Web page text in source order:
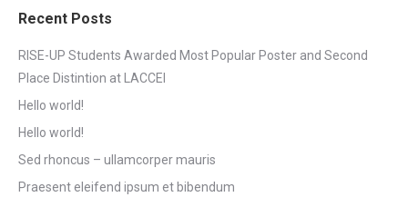
Recent Posts
RISE-UP Students Awarded Most Popular Poster and Second
Place Distintion at LACCEI
Hello world!
Hello world!
Sed rhoncus – ullamcorper mauris
Praesent eleifend ipsum et bibendum